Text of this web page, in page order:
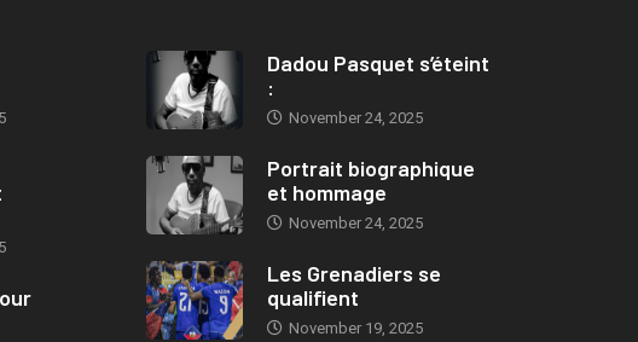
Dadou Pasquet s’éteint
:
November 24, 2025
Portrait biographique
et hommage
November 24, 2025
Les Grenadiers se
qualifient
November 19, 2025